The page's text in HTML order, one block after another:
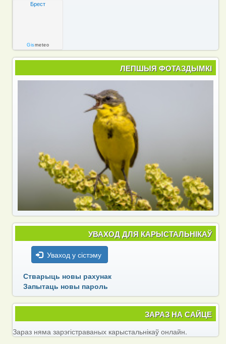
Брест
Gismeteo
ЛЕПШЫЯ ФОТАЗДЫМКІ
УВАХОД ДЛЯ КАРЫСТАЛЬНІКАЎ
Уваход у сістэму
Стварыць новы рахунак
Запытаць новы пароль
ЗАРАЗ НА САЙЦЕ
Зараз няма зарэгістраваных карыстальнікаў онлайн.